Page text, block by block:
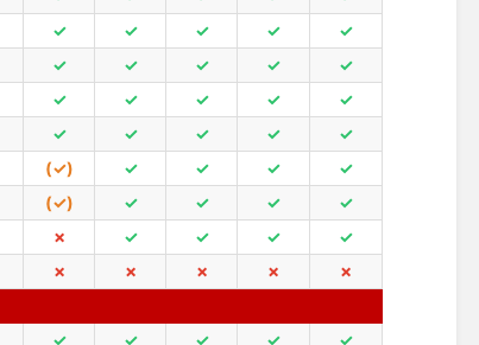
✓ ✓ ✓ ✓
✓
✓ ✓ ✓ ✓
✓
✓ ✓ ✓ ✓
✓
✓ ✓ ✓ ✓
✓
(✓) ✓ ✓ ✓
✓
(✓) ✓ ✓ ✓
✓
✗ ✓ ✓ ✓
✓
✗ ✗ ✗ ✗
✗
✓ ✓ ✓ ✓
✓